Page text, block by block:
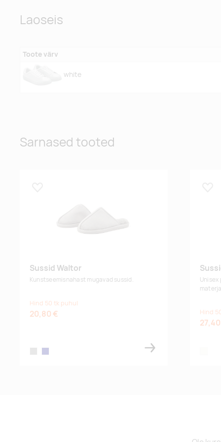
Laoseis
Toote värv
white
Sarnased tooted
Sussid Waltor
Kunstseemisnahast mugavad sussid.
Hind 50 tk puhul
20,80 € Hind